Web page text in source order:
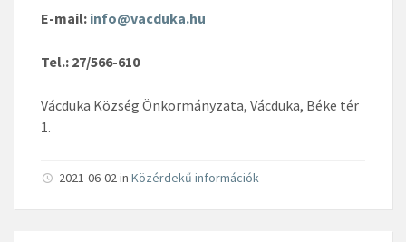
E-mail: info@vacduka.hu
Tel.: 27/566-610
Vácduka Község Önkormányzata, Vácduka, Béke tér
1.
2021-06-02 in Közérdekű információk